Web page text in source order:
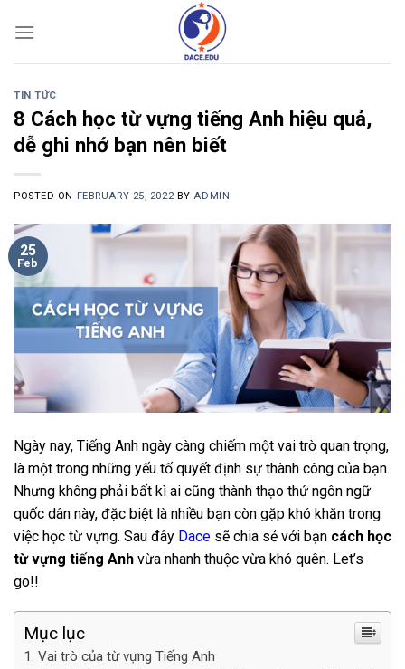
TIN TỨC
8 Cách học từ vựng tiếng Anh hiệu quả,
dễ ghi nhớ bạn nên biết
POSTED ON FEBRUARY 25, 2022 BY ADMIN
25
Feb
Ngày nay, Tiếng Anh ngày càng chiếm một vai trò quan trọng,
là một trong những yếu tố quyết định sự thành công của bạn.
Nhưng không phải bất kì ai cũng thành thạo thứ ngôn ngữ
quốc dân này, đặc biệt là nhiều bạn còn gặp khó khăn trong
việc học từ vựng. Sau đây Dace sẽ chia sẻ với bạn cách học
từ vựng tiếng Anh vừa nhanh thuộc vừa khó quên. Let’s
go!!
Mục lục
Vai trò của từ vựng Tiếng Anh